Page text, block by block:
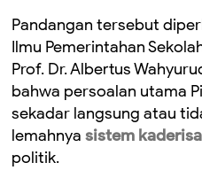
Pandangan tersebut
Ilmu Pemerintahan
Prof. Dr. Albertus
bahwa persoalan utama
sekadar langsung atau
lemahnya sistem
politik.